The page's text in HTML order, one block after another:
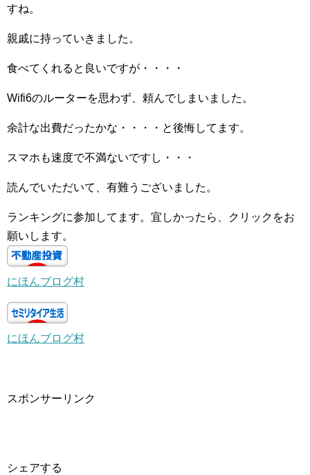
すね。
親戚に持っていきました。
食べてくれると良いですが・・・・
Wifi6のルーターを思わず、頼んでしまいました。
余計な出費だったかな・・・・と後悔してます。
スマホも速度で不満ないですし・・・
読んでいただいて、有難うございました。
ランキングに参加してます。宜しかったら、クリックをお
願いします。
にほんブログ村
にほんブログ村
スポンサーリンク
シェアする